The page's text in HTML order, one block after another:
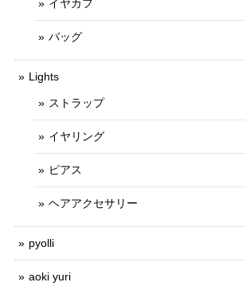
イヤカフ
バッグ
Lights
ストラップ
イヤリング
ピアス
ヘアアクセサリー
pyolli
aoki yuri